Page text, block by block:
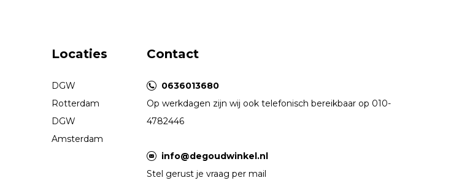
Locaties
DGW
Rotterdam
DGW
Amsterdam
Contact
0636013680
Op werkdagen zijn wij ook telefonisch bereikbaar op 010-
4782446
info@degoudwinkel.nl
Stel gerust je vraag per mail